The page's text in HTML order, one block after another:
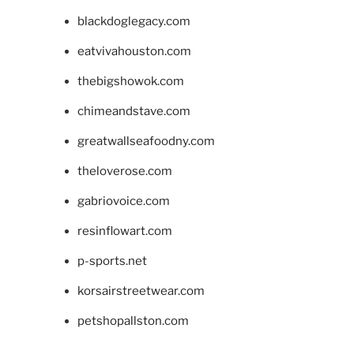
blackdoglegacy.com
eatvivahouston.com
thebigshowok.com
chimeandstave.com
greatwallseafoodny.com
theloverose.com
gabriovoice.com
resinflowart.com
p-sports.net
korsairstreetwear.com
petshopallston.com